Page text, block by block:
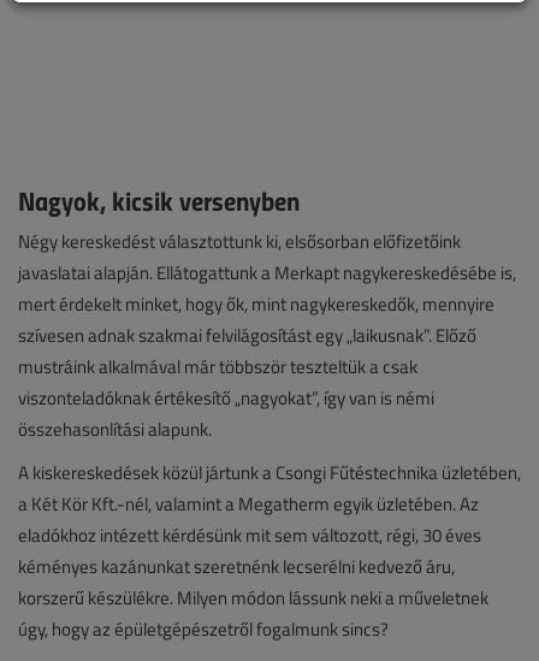
Nagyok, kicsik versenyben
Négy kereskedést választottunk ki, elsősorban előfizetőink
javaslatai alapján. Ellátogattunk a Merkapt nagykereskedésébe is,
mert érdekelt minket, hogy ők, mint nagykereskedők, mennyire
szívesen adnak szakmai felvilágosítást egy „laikusnak”. Előző
mustráink alkalmával már többször teszteltük a csak
viszonteladóknak értékesítő „nagyokat”, így van is némi
összehasonlítási alapunk.
A kiskereskedések közül jártunk a Csongi Fűtéstechnika üzletében,
a Két Kör Kft.-nél, valamint a Megatherm egyik üzletében. Az
eladókhoz intézett kérdésünk mit sem változott, régi, 30 éves
kéményes kazánunkat szeretnénk lecserélni kedvező áru,
korszerű készülékre. Milyen módon lássunk neki a műveletnek
úgy, hogy az épületgépészetről fogalmunk sincs?